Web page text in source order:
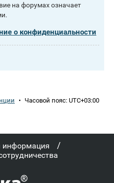
на форумах означает
о конфиденциальности
• Часовой пояс: UTC+03:00
информация /